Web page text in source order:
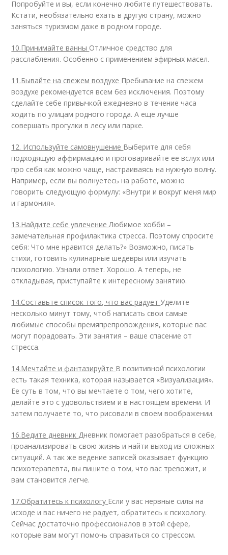
Попробуйте и вы, если конечно любите путешествовать.
Кстати, необязательно ехать в другую страну, можно
заняться туризмом даже в родном городе.
10.Принимайте ванны Отличное средство для
расслабления. Особенно с применением эфирных масел.
11.Бывайте на свежем воздухе Пребывание на свежем
воздухе рекомендуется всем без исключения. Поэтому
сделайте себе привычкой ежедневно в течение часа
ходить по улицам родного города. А еще лучше
совершать прогулки в лесу или парке.
12. Используйте самовнушение Выберите для себя
подходящую аффирмацию и проговаривайте ее вслух или
про себя как можно чаще, настраиваясь на нужную волну.
Например, если вы волнуетесь на работе, можно
говорить следующую формулу: «Внутри и вокруг меня мир
и гармония».
13.Найдите себе увлечениеЛюбимое хобби –
замечательная профилактика стресса. Поэтому спросите
себя: Что мне нравится делать?» Возможно, писать
стихи, готовить кулинарные шедевры или изучать
психологию. Узнали ответ. Хорошо. А теперь, не
откладывая, приступайте к интересному занятию.
14.Составьте список того, что вас радуетУделите
несколько минут тому, чтоб написать свои самые
любимые способы времяпрепровождения, которые вас
могут порадовать. Эти занятия – ваше спасение от
стресса.
14.Мечтайте и фантазируйте В позитивной психологии
есть такая техника, которая называется «Визуализация».
Ее суть в том, что вы мечтаете о том, чего хотите,
делайте это с удовольствием и в настоящем времени. И
затем получаете то, что рисовали в своем воображении.
16.Ведите дневникДневник помогает разобраться в себе,
проанализировать свою жизнь и найти выход из сложных
ситуаций. А так же ведение записей оказывает функцию
психотерапевта, вы пишите о том, что вас тревожит, и
вам становится легче.
17.Обратитесь к психологу Если у вас нервные силы на
исходе и вас ничего не радует, обратитесь к психологу.
Сейчас достаточно профессионалов в этой сфере,
которые вам могут помочь справиться со стрессом.